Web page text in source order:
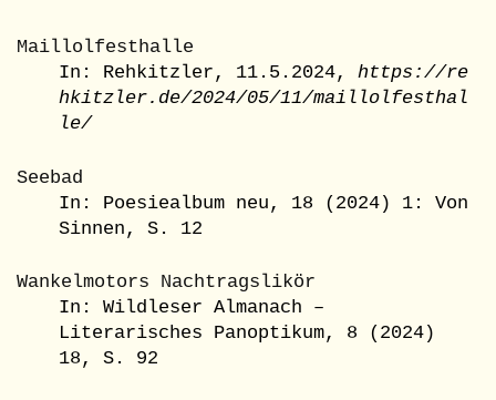
Maillolfesthalle
In: Rehkitzler, 11.5.2024,https://re
hkitzler.de/2024/05/11/maillolfesthal
le/
Seebad
In:
Poesiealbum neu, 18 (2024) 1: Von
Sinnen, S. 12
Wankelmotors Nachtragslikör
In: Wildleser Almanach –
Literarisches Panoptikum, 8 (2024)
18, S. 92